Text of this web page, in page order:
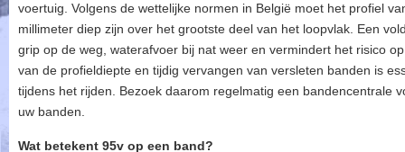
voertuig. Volgens de wettelijke normen in België moet het profiel
millimeter diep zijn over het grootste deel van het loopvlak. Een
grip op de weg, waterafvoer bij nat weer en vermindert het risico
van de profieldiepte en tijdig vervangen van versleten banden is
tijdens het rijden. Bezoek daarom regelmatig een bandencentrale
uw banden.
Wat betekent 95v op een band?